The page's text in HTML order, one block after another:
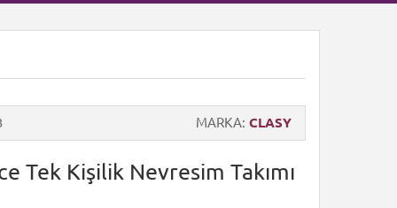
MARKA CLASY
Tek Kişilik Nevresim Takımı